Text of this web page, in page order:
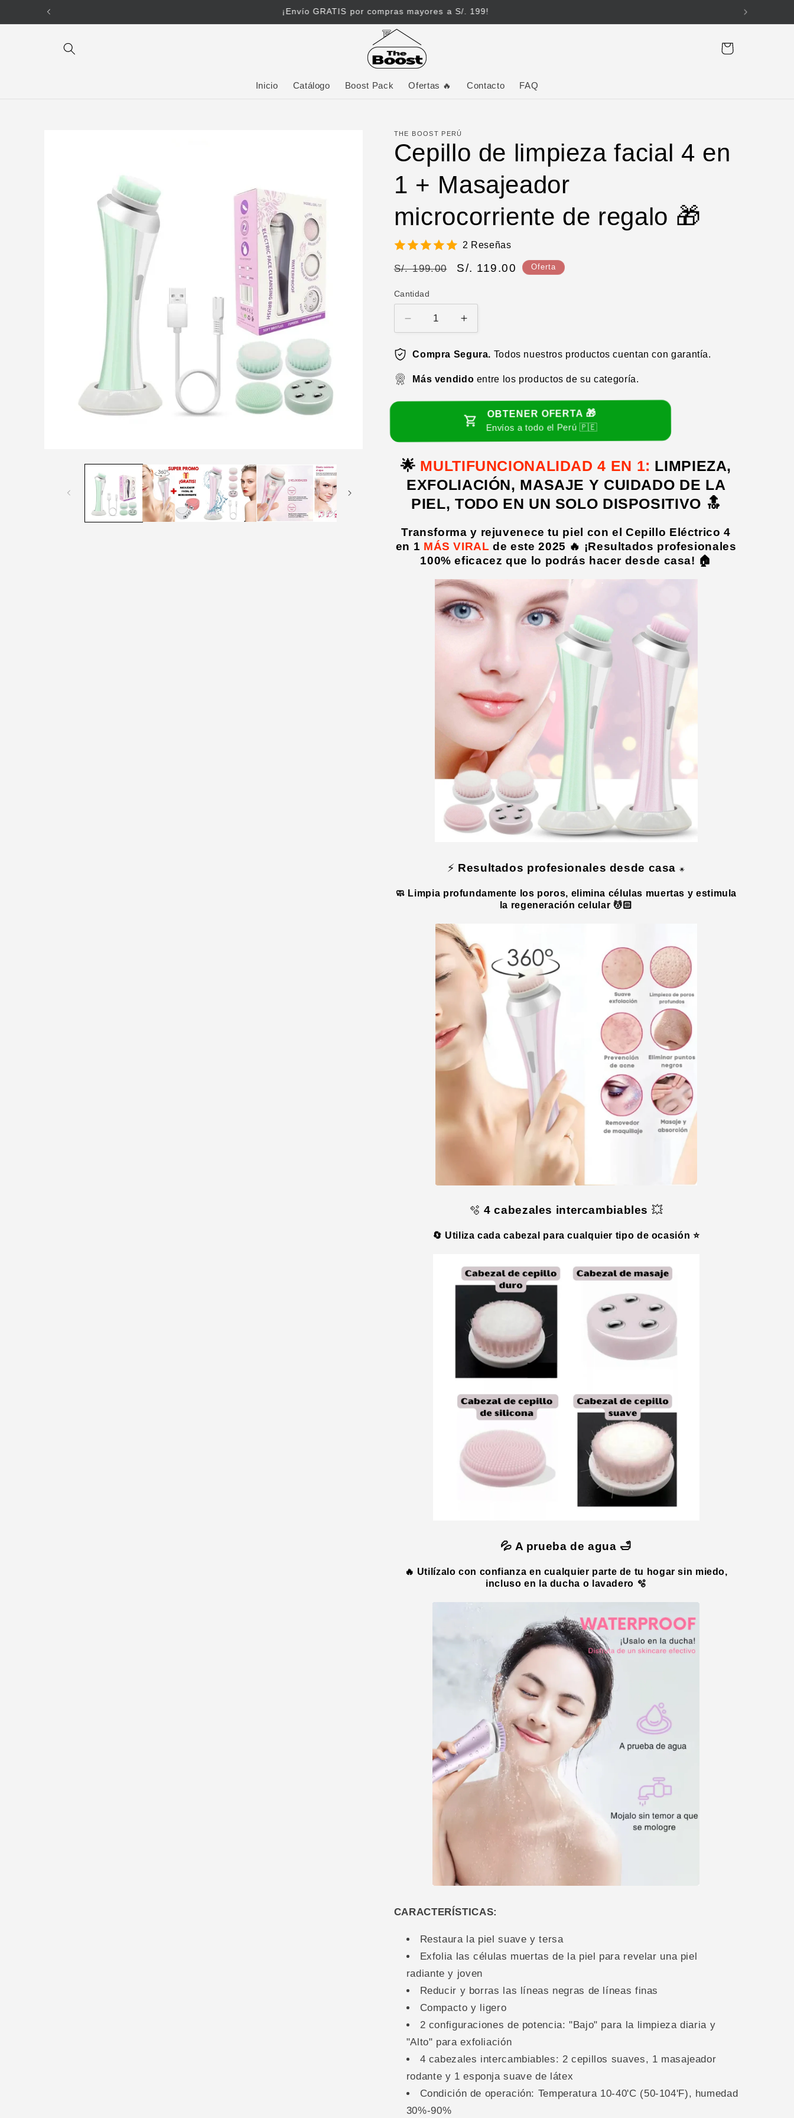
directamente
al contenido
¡Envío GRATIS por compras mayores a S/. 199!
Inicio Catálogo Boost Pack Ofertas 🔥 Contacto FAQ
Carrito
THE BOOST PERÚ
Cepillo de limpieza facial 4 en
1 + Masajeador
microcorriente de regalo 🎁
2 Reseñas
Precio
S/. 199.00
Precio
S/. 119.00 Oferta
Cantidad
Reducir
cantidad
para
Cepillo
de
facial
1
Masajeador
microcorriente
de
regalo
Aumentar
cantidad
para
Cepillo
de
facial
4
en
1
Masajeador
microcorriente
de
regalo
Compra Segura. Todos nuestros productos cuentan con garantía.
Más vendido entre los productos de su categoría.
OBTENER OFERTA 🎁
Envíos a todo el Perú 🇵🇪
🌟 MULTIFUNCIONALIDAD 4 EN 1: LIMPIEZA,
EXFOLIACIÓN, MASAJE Y CUIDADO DE LA
PIEL, TODO EN UN SOLO DISPOSITIVO 🔝
Transforma y rejuvenece tu piel con el Cepillo Eléctrico 4
en 1 MÁS VIRAL de este 2025 🔥 ¡Resultados profesionales
100% eficacez que lo podrás hacer desde casa! 🏠
⚡️ Resultados profesionales desde casa 🌟
🧼 Limpia profundamente los poros, elimina células muertas y estimula
la regeneración celular 💆🏻
🫧4 cabezales intercambiables 💥
🔄 Utiliza cada cabezal para cualquier tipo de ocasión ⭐️
💦 A prueba de agua 🛁
🔥 Utilízalo con confianza en cualquier parte de tu hogar sin miedo,
incluso en la ducha o lavadero 🫧
CARACTERÍSTICAS:
Restaura la piel suave y tersa
Exfolia las células muertas de la piel para revelar una piel
radiante y joven
Reducir y borras las líneas negras de líneas finas
Compacto y ligero
2 configuraciones de potencia: "Bajo" para la limpieza diaria y
"Alto" para exfoliación
4 cabezales intercambiables: 2 cepillos suaves, 1 masajeador
rodante y 1 esponja suave de látex
Condición de operación: Temperatura 10-40'C (50-104'F), humedad
30%-90%